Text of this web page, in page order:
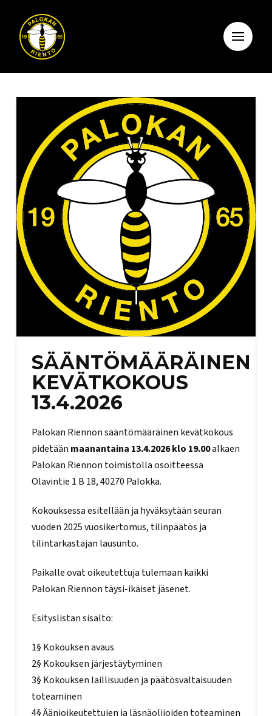
SÄÄNTÖMÄÄRÄINEN
KEVÄTKOKOUS
13.4.2026
Palokan Riennon sääntömääräinen kevätkokous
pidetään maanantaina 13.4.2026 klo 19.00alkaen
Palokan Riennon toimistolla osoitteessa
Olavintie 1 B 18, 40270 Palokka.
Kokouksessa esitellään ja hyväksytään seuran
vuoden 2025 vuosikertomus, tilinpäätös ja
tilintarkastajan lausunto.
Paikalle ovat oikeutettuja tulemaan kaikki
Palokan Riennon täysi-ikäiset jäsenet.
Esityslistan sisältö:
1§ Kokouksen avaus
2§ Kokouksen järjestäytyminen
3§ Kokouksen laillisuuden ja päätösvaltaisuuden
toteaminen
4§ Äänioikeutettujen ja läsnäolijoiden toteaminen